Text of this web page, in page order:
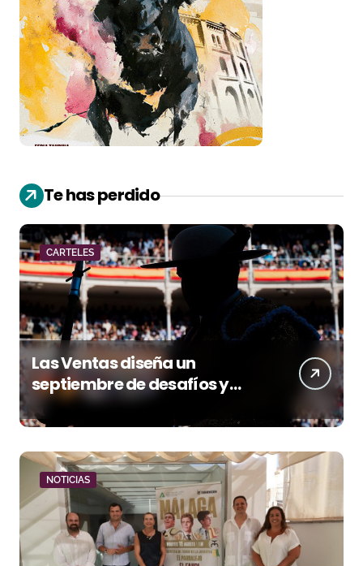
Te has perdido
CARTELES
Las Ventas diseña un
septiembre de desafíos y
variedad ganadera
NOTICIAS